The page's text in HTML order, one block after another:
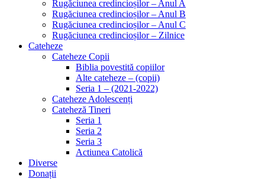
Rugăciunea credincioșilor – Anul A
Rugăciunea credincioșilor – Anul B
Rugăciunea credincioșilor – Anul C
Rugăciunea credincioșilor – Zilnice
Cateheze
Cateheze Copii
Biblia povestită copiilor
Alte cateheze – (copii)
Seria 1 – (2021-2022)
Cateheze Adolescenți
Cateheză Tineri
Seria 1
Seria 2
Seria 3
Actiunea Catolică
Diverse
Donații